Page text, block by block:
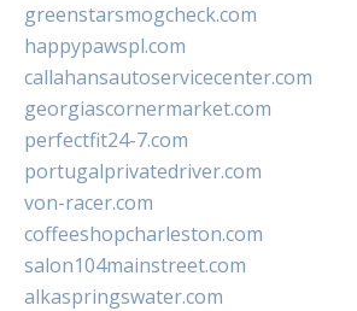
greenstarsmogcheck.com
happypawspl.com
callahansautoservicecenter.com
georgiascornermarket.com
perfectfit24-7.com
portugalprivatedriver.com
von-racer.com
coffeeshopcharleston.com
salon104mainstreet.com
alkaspringswater.com